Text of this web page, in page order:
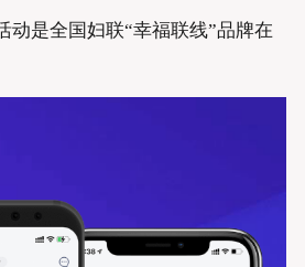
动是全国妇联“幸福联线”品牌在